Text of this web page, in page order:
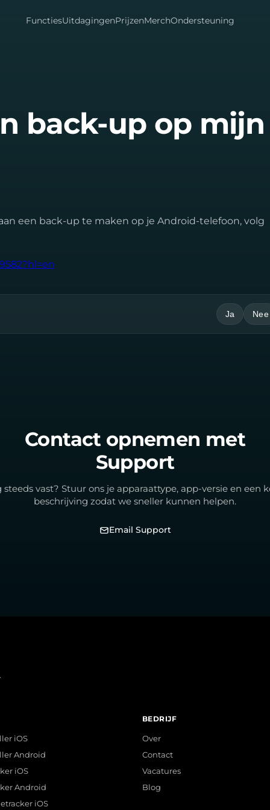
FunctiesUitdagingenPrijzenMerchOndersteuning
back-up op mijn
een back-up te maken op je Android-telefoon, volg
Ja Nee
Contact opnemen met
Support
steeds vast? Stuur ons je apparaattype, app-versie en een
beschrijving zodat we sneller kunnen helpen.
Email Support
iOS
Android
iOS
Android
iOS
BEDRIJF
Over
Contact
Vacatures
Blog